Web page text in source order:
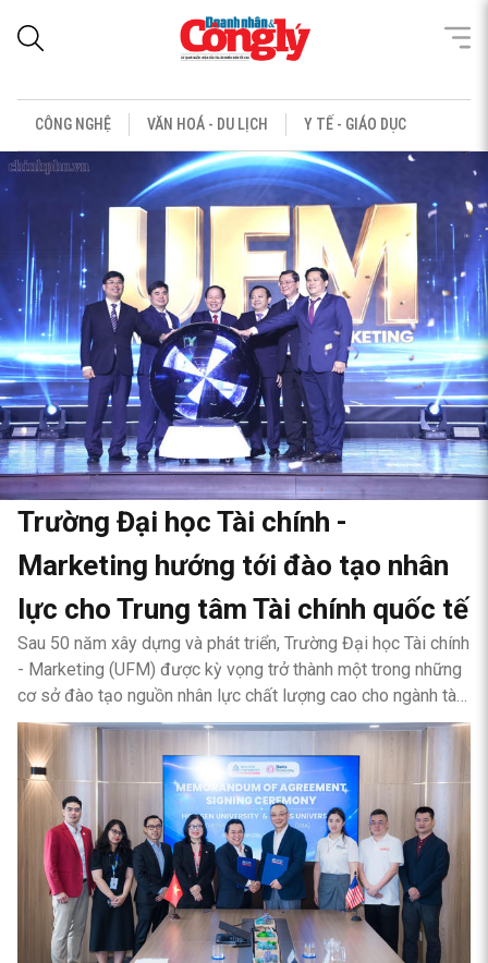
CÔNG NGHỆ VĂN HOÁ - DU LỊCH Y TẾ - GIÁO DỤC
Trường Đại học Tài chính -
Marketing hướng tới đào tạo nhân
lực cho Trung tâm Tài chính quốc tế
Sau 50 năm xây dựng và phát triển, Trường Đại học Tài chính
- Marketing (UFM) được kỳ vọng trở thành một trong những
cơ sở đào tạo nguồn nhân lực chất lượng cao cho ngành tài
chính, kinh doanh và Trung tâm Tài chính quốc tế tại TP.HCM.